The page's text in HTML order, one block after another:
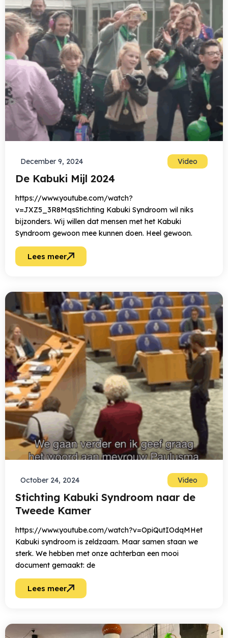
December 9, 2024 Video
De Kabuki Mijl 2024
https://www.youtube.com/watch?
v=JXZ5_3R8MqsStichting Kabuki Syndroom wil niks
bijzonders. Wij willen dat mensen met het Kabuki
Syndroom gewoon mee kunnen doen. Heel gewoon.
Lees meer
October 24, 2024 Video
Stichting Kabuki Syndroom naar de
Tweede Kamer
https://www.youtube.com/watch?v=OpiQutIOdqMHet
Kabuki syndroom is zeldzaam. Maar samen staan we
sterk. We hebben met onze achterban een mooi
document gemaakt: de
Lees meer